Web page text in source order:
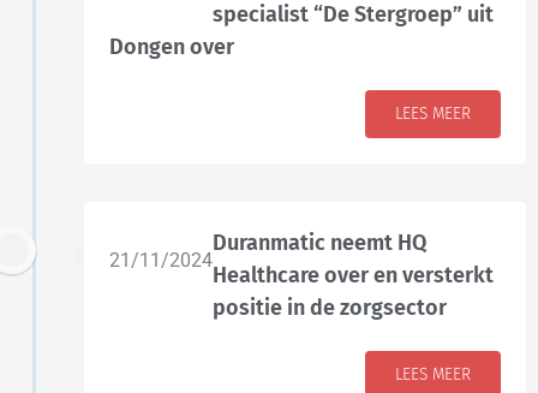
specialist “De Stergroep” uit
Dongen over
LEES MEER
21/11/2024
Duranmatic neemt HQ
Healthcare over en versterkt
positie in de zorgsector
LEES MEER